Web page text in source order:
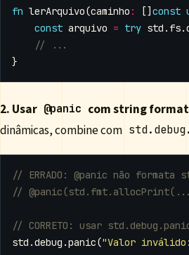
fn lerArquivo(caminho : [] const
const arquivo = try std . fs.
}
2. Usar @panic com string
dinâmicas, combine com
std .debug .panic("Valor